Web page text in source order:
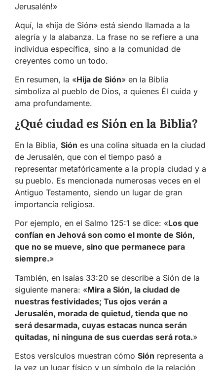
Jerusalén!»
Aquí, la «hija de Sión» está siendo llamada a la
alegría y la alabanza. La frase no se refiere a una
individua específica, sino a la comunidad de
creyentes como un todo.
En resumen, la «Hija de Sión» en la Biblia
simboliza al pueblo de Dios, a quienes Él cuida y
ama profundamente.
¿Qué ciudad es Sión en la Biblia?
En la Biblia, Sión es una colina situada en la ciudad
de Jerusalén, que con el tiempo pasó a
representar metafóricamente a la propia ciudad y a
su pueblo. Es mencionada numerosas veces en el
Antiguo Testamento, siendo un lugar de gran
importancia religiosa.
Por ejemplo, en el Salmo 125:1 se dice: «Los que
confían en Jehová son como el monte de Sión,
que no se mueve, sino que permanece para
siempre.»
También, en Isaías 33:20 se describe a Sión de la
siguiente manera: «Mira a Sión, la ciudad de
nuestras festividades; Tus ojos verán a
Jerusalén, morada de quietud, tienda que no
será desarmada, cuyas estacas nunca serán
quitadas, ni ninguna de sus cuerdas será rota.»
Estos versículos muestran cómo Sión representa a
la vez un lugar físico y un símbolo de la relación